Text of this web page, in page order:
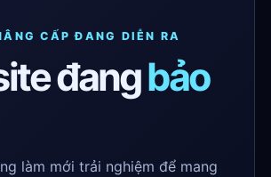
CẤP ĐANG DIỄN RA
đangbảo
làm mới trải nghiệm để mang